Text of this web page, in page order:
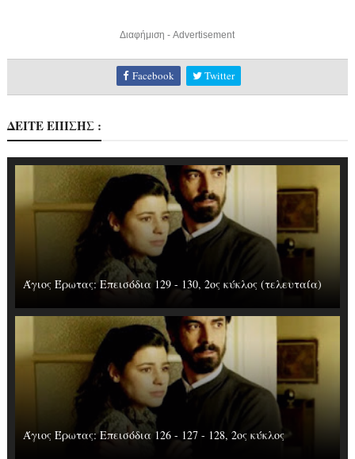
Διαφήμιση - Advertisement
Facebook Twitter
ΔΕΙΤΕ ΕΠΙΣΗΣ :
Άγιος Έρωτας: Επεισόδια 129 - 130, 2ος κύκλος (τελευταία)
Άγιος Έρωτας: Επεισόδια 126 - 127 - 128, 2ος κύκλος